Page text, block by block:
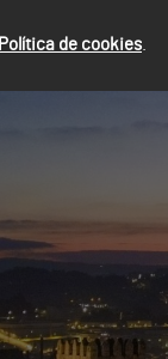
Política de cookies.